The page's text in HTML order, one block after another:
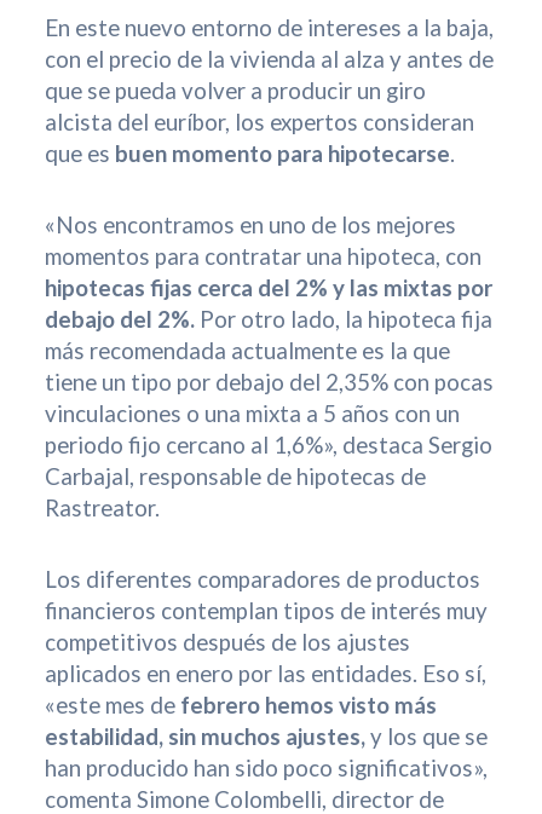
En este nuevo entorno de intereses a la baja,
con el precio de la vivienda al alza y antes de
que se pueda volver a producir un giro
alcista del euríbor, los expertos consideran
que es buen momento para hipotecarse.
«Nos encontramos en uno de los mejores
momentos para contratar una hipoteca, con
hipotecas fijas cerca del 2% y las mixtas por
debajo del 2%. Por otro lado, la hipoteca fija
más recomendada actualmente es la que
tiene un tipo por debajo del 2,35% con pocas
vinculaciones o una mixta a 5 años con un
periodo fijo cercano al 1,6%», destaca Sergio
Carbajal, responsable de hipotecas de
Rastreator.
Los diferentes comparadores de productos
financieros contemplan tipos de interés muy
competitivos después de los ajustes
aplicados en enero por las entidades. Eso sí,
«este mes de febrero hemos visto más
estabilidad, sin muchos ajustes,y los que se
han producido han sido poco significativos»,
comenta Simone Colombelli, director de